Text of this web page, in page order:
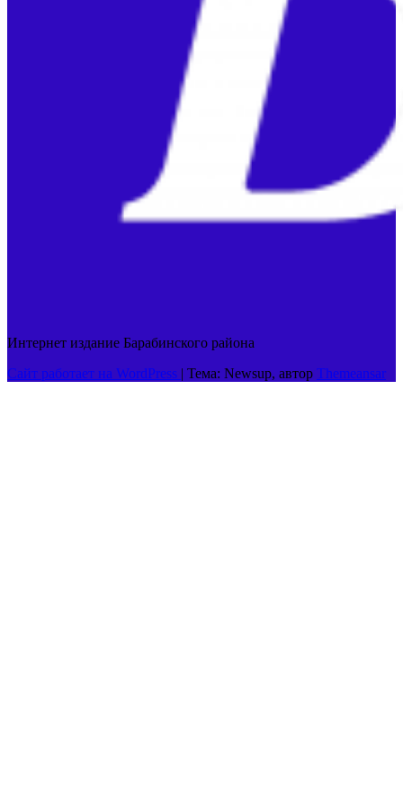
Интернет издание Барабинского района
Сайт работает на WordPress | Тема: Newsup, автор Themeansar